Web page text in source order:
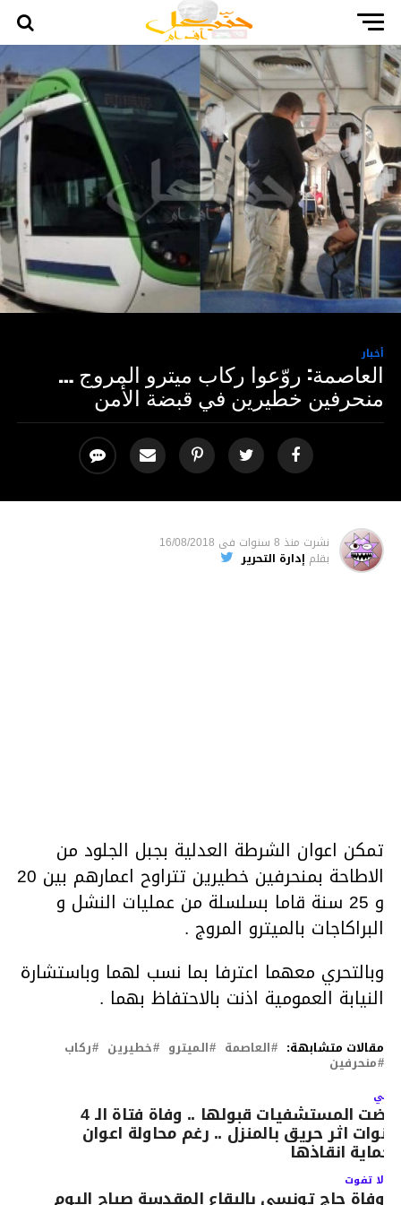
أخبار
العاصمة: روّعوا ركاب ميترو المروج …
منحرفين خطيرين في قبضة الأمن
نشرت منذ 8 سنوات فى 16/08/2018
بقلم إدارة التحرير
تمكن اعوان الشرطة العدلية بجبل الجلود من
الاطاحة بمنحرفين خطيرين تتراوح اعمارهم بين 20
و 25 سنة قاما بسلسلة من عمليات النشل و
البراكاجات بالميترو المروج .
وبالتحري معهما اعترفا بما نسب لهما وباستشارة
النيابة العمومية اذنت بالاحتفاظ بهما .
مقالات متشابهة: العاصمة الميترو خطيرين ركاب
منحرفين
رفضت المستشفيات قبولها .. وفاة فتاة الـ 4
اثر حريق بالمنزل .. رغم محاولة اعوان
انقاذها
لا تفوت
وفاة حاج تونسي بالبقاع المقدسة صباح اليوم